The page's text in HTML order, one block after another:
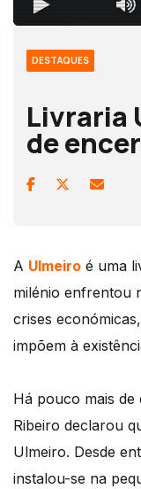
DESTAQUES
Livraria
de
A Ulmeiro é uma
milénio enfrentou
crises
impõem à
Há pouco mais de
Ribeiro declarou
Ulmeiro. Desde
instalou-se na